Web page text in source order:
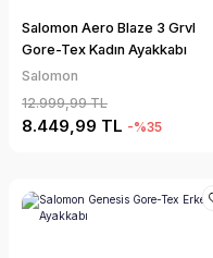
Salomon Aero Blaze 3 Grvl
Gore-Tex Kadın Ayakkabı
Salomon
12.999,99 TL
8.449,99 TL -%35